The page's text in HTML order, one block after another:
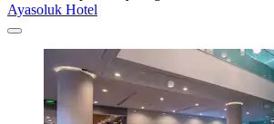
Ayasoluk Hotel